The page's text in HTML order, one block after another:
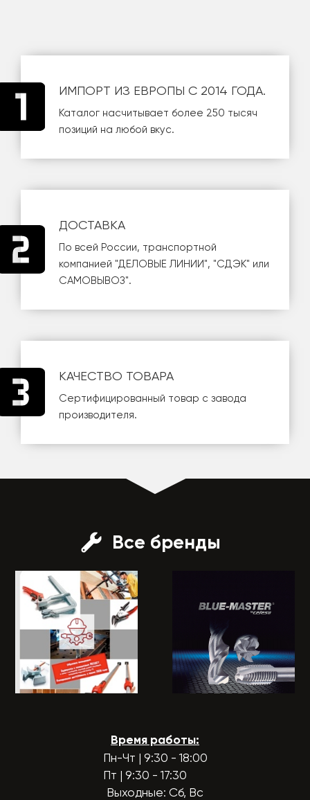
ИМПОРТ ИЗ ЕВРОПЫ С 2014 ГОДА.
Каталог насчитывает более 250 тысяч
позиций на любой вкус.
ДОСТАВКА
По всей России, транспортной
компанией "ДЕЛОВЫЕ ЛИНИИ", "СДЭК" или
САМОВЫВОЗ".
КАЧЕСТВО ТОВАРА
Сертифицированный товар с завода
производителя.
Все бренды
Время работы:
Пн-Чт | 9:30 - 18:00
Пт | 9:30 - 17:30
Выходные: Сб, Вс